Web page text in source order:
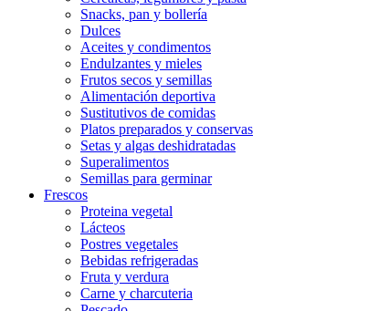
Snacks, pan y bollería
Dulces
Aceites y condimentos
Endulzantes y mieles
Frutos secos y semillas
Alimentación deportiva
Sustitutivos de comidas
Platos preparados y conservas
Setas y algas deshidratadas
Superalimentos
Semillas para germinar
Frescos
Proteina vegetal
Lácteos
Postres vegetales
Bebidas refrigeradas
Fruta y verdura
Carne y charcuteria